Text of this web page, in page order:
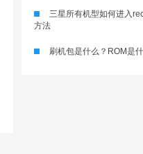
三星所有机型如何进入
方法
刷机包是什么？ROM是